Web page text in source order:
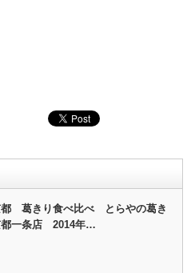
都 葛きり食べ比べ とらやの葛き
一条店 2014年…